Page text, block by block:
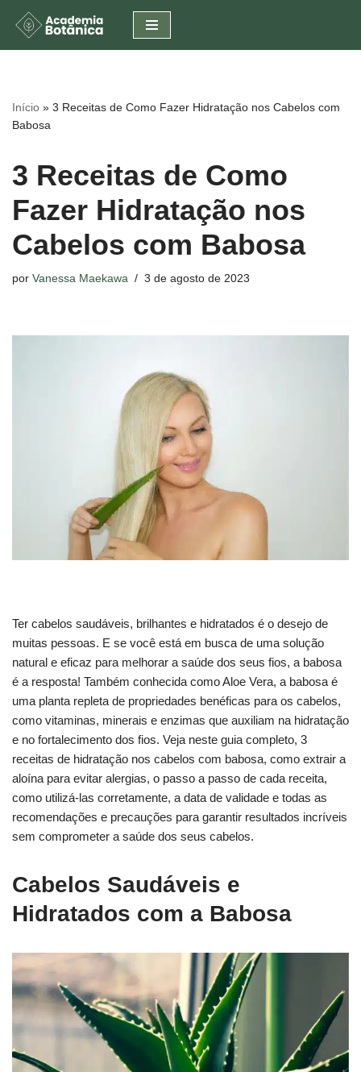
Pular
conteúdo
Início » 3 Receitas de Como Fazer Hidratação nos Cabelos com
Babosa
3 Receitas de Como
Fazer Hidratação nos
Cabelos com Babosa
por Vanessa Maekawa 3 de agosto de 2023
Ter cabelos saudáveis, brilhantes e hidratados é o desejo de
muitas pessoas. E se você está em busca de uma solução
natural e eficaz para melhorar a saúde dos seus fios, a babosa
é a resposta! Também conhecida como Aloe Vera, a babosa é
uma planta repleta de propriedades benéficas para os cabelos,
como vitaminas, minerais e enzimas que auxiliam na hidratação
e no fortalecimento dos fios. Veja neste guia completo, 3
receitas de hidratação nos cabelos com babosa, como extrair a
aloína para evitar alergias, o passo a passo de cada receita,
como utilizá-las corretamente, a data de validade e todas as
recomendações e precauções para garantir resultados incríveis
sem comprometer a saúde dos seus cabelos.
Cabelos Saudáveis e
Hidratados com a Babosa